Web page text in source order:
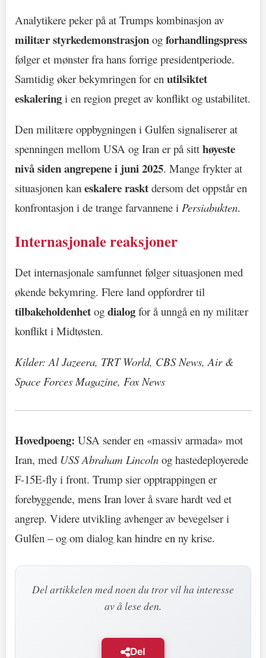
Analytikere peker på at Trumps kombinasjon av
militær styrkedemonstrasjon og forhandlingspress
følger et mønster fra hans forrige presidentperiode.
Samtidig øker bekymringen for en utilsiktet
eskalering i en region preget av konflikt og ustabilitet.
Den militære oppbygningen i Gulfen signaliserer at
spenningen mellom USA og Iran er på sitt høyeste
nivå siden angrepene i juni 2025. Mange frykter at
situasjonen kan eskalere raskt dersom det oppstår en
konfrontasjon i de trange farvannene i Persiabukten.
Internasjonale reaksjoner
Det internasjonale samfunnet følger situasjonen med
økende bekymring. Flere land oppfordrer til
tilbakeholdenhet og dialog for å unngå en ny militær
konflikt i Midtøsten.
Kilder: Al Jazeera, TRT World, CBS News, Air &
Space Forces Magazine, Fox News
Hovedpoeng: USA sender en «massiv armada» mot
Iran, med USS Abraham Lincoln og hastedeployerede
F-15E-fly i front. Trump sier opptrappingen er
forebyggende, mens Iran lover å svare hardt ved et
angrep. Videre utvikling avhenger av bevegelser i
Gulfen – og om dialog kan hindre en ny krise.
Del artikkelen med noen du tror vil ha interesse
av å lese den.
Del